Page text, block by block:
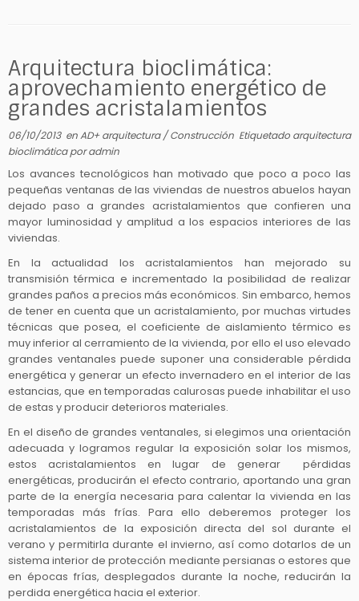
Arquitectura bioclimática:
aprovechamiento energético de
grandes acristalamientos
06/10/2013enAD+ arquitectura/Construcción Etiquetado arquitectura
bioclimáticaporadmin
Los avances tecnológicos han motivado que poco a poco las
pequeñas ventanas de las viviendas de nuestros abuelos hayan
dejado paso a grandes acristalamientos que confieren una
mayor luminosidad y amplitud a los espacios interiores de las
viviendas.
En la actualidad los acristalamientos han mejorado su
transmisión térmica e incrementado la posibilidad de realizar
grandes paños a precios más económicos. Sin embarco, hemos
de tener en cuenta que un acristalamiento, por muchas virtudes
técnicas que posea, el coeficiente de aislamiento térmico es
muy inferior al cerramiento de la vivienda, por ello el uso elevado
grandes ventanales puede suponer una considerable pérdida
energética y generar un efecto invernadero en el interior de las
estancias, que en temporadas calurosas puede inhabilitar el uso
de estas y producir deterioros materiales.
En el diseño de grandes ventanales, si elegimos una orientación
adecuada y logramos regular la exposición solar los mismos,
estos acristalamientos en lugar de generar pérdidas
energéticas, producirán el efecto contrario, aportando una gran
parte de la energía necesaria para calentar la vivienda en las
temporadas más frías. Para ello deberemos proteger los
acristalamientos de la exposición directa del sol durante el
verano y permitirla durante el invierno, así como dotarlos de un
sistema interior de protección mediante persianas o estores que
en épocas frías, desplegados durante la noche, reducirán la
perdida energética hacia el exterior.